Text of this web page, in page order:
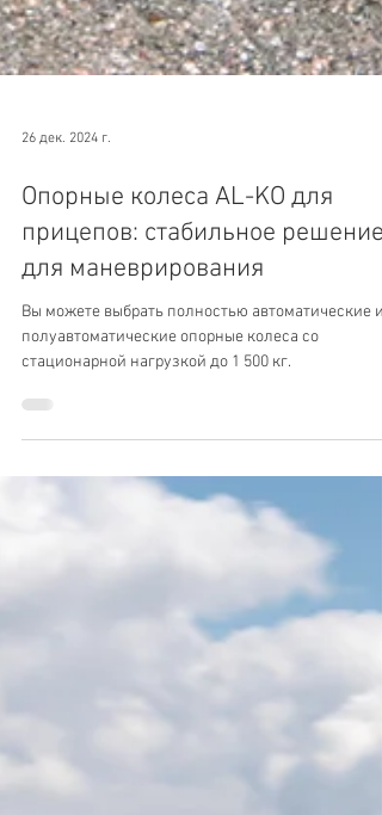
26 дек. 2024 г.
Опорные колеса AL-KO для
прицепов: стабильное решение
для маневрирования
Вы можете выбрать полностью автоматические